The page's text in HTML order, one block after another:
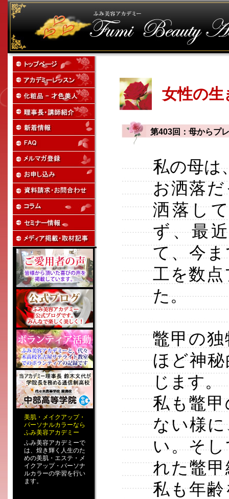
美肌 ・ メイクアップ・
パーソナルカラーなら
ふみ美容アカデミー
ふみ美容アカデミーで
は、煌き輝く人生のた
めの美肌・エステ ・ メ
イクアップ・ パーソナ
ルカラーの学習を行い
ます。
女性の
第403回：母からプ
私の母は
お洒落
洒落し
ず、最
て、今
工を数
た。
鼈甲の
ほど神
じます。
私も鼈
ない様
い。そ
れた鼈
私も年